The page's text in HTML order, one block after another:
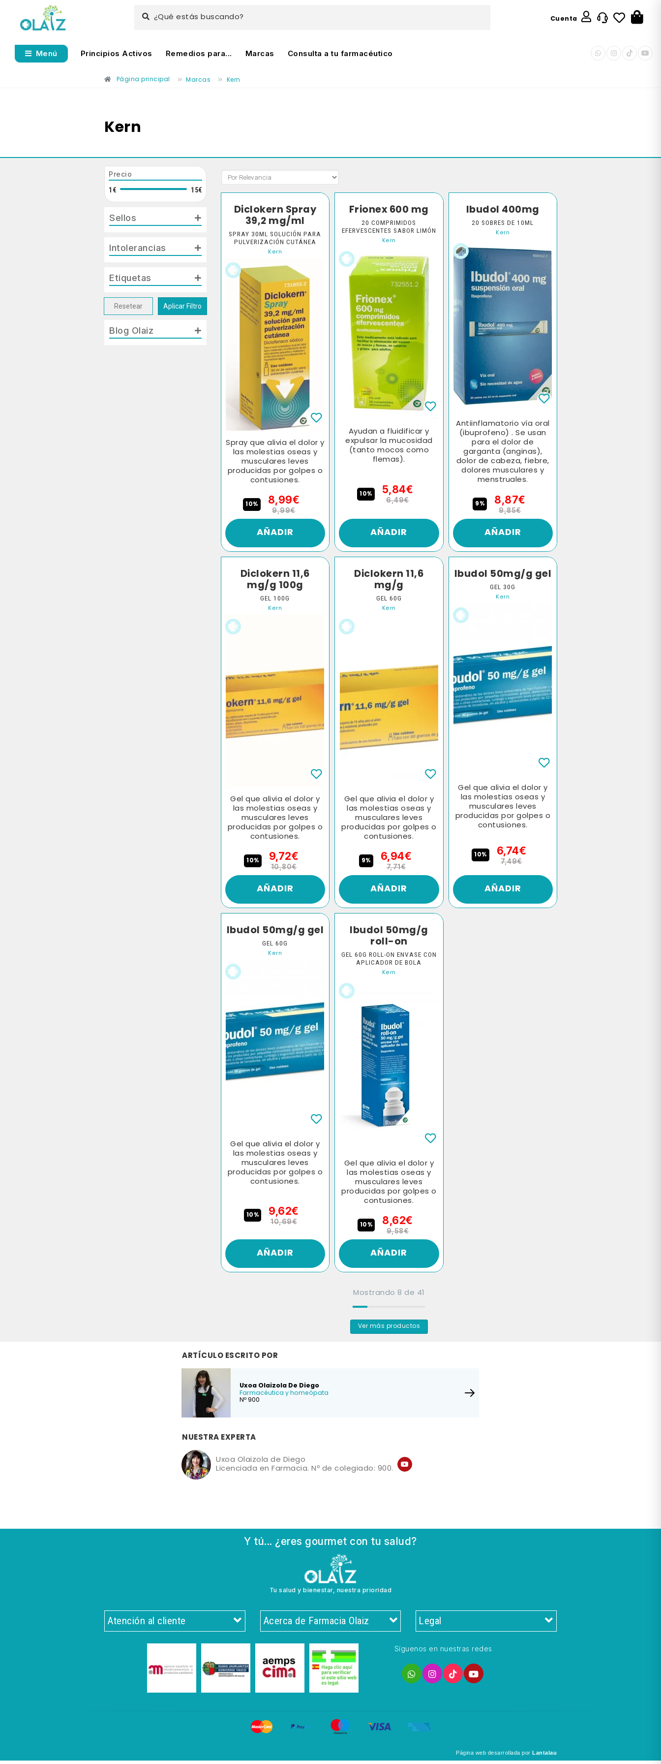
¿Qué estás buscando? Cuenta
Menú Principios Activos Remedios para... Marcas Consulta a tu farmacéutico
Página principal Marcas Kern
Kern
Diclokern Spray
39,2 mg/ml
SPRAY 30ML SOLUCIÓN PARA
PULVERIZACIÓN CUTÁNEA
Kern
Spray que alivia el dolor y
las molestias oseas y
musculares leves
producidas por golpes o
contusiones.
10% 8,99€
9,99€
AÑADIR
Frionex 600 mg
20 COMPRIMIDOS
EFERVESCENTES SABOR LIMÓN
Kern
Ayudan a fluidificar y
expulsar la mucosidad
(tanto mocos como
flemas).
10% 5,84€
6,49€
AÑADIR
Ibudol 400mg
20 SOBRES DE 10ML
Kern
Antiinflamatorio vía oral
(ibuprofeno) . Se usan
para el dolor de
garganta (anginas),
dolor de cabeza, fiebre,
dolores musculares y
menstruales.
9% 8,87€
9,85€
AÑADIR
Diclokern 11,6
mg/g 100g
GEL 100G
Kern
Gel que alivia el dolor y
las molestias oseas y
musculares leves
producidas por golpes o
contusiones.
10% 9,72€
10,80€
AÑADIR
Diclokern 11,6
mg/g
GEL 60G
Kern
Gel que alivia el dolor y
las molestias oseas y
musculares leves
producidas por golpes o
contusiones.
9% 6,94€
7,71€
AÑADIR
Ibudol 50mg/g gel
GEL 30G
Kern
Gel que alivia el dolor y
las molestias oseas y
musculares leves
producidas por golpes o
contusiones.
10% 6,74€
7,49€
AÑADIR
Ibudol 50mg/g gel
GEL 60G
Kern
Gel que alivia el dolor y
las molestias oseas y
musculares leves
producidas por golpes o
contusiones.
10% 9,62€
10,69€
AÑADIR
Ibudol 50mg/g
roll-on
GEL 60G ROLL-ON ENVASE CON
APLICADOR DE BOLA
Kern
Gel que alivia el dolor y
las molestias oseas y
musculares leves
producidas por golpes o
contusiones.
10% 8,62€
9,58€
AÑADIR
Mostrando 8 de 41
Ver más productos
Precio
1€ 15€
Sellos
Intolerancias
Etiquetas
Resetear Aplicar Filtro
Blog Olaiz
ARTÍCULO ESCRITO POR
Uxoa Olaizola De Diego
Farmacéutica y homeópata
Nº 900
NUESTRA EXPERTA
Uxoa Olaizola de Diego
Licenciada en Farmacia. Nº de colegiado: 900.
Y tú... ¿eres gourmet con tu salud?
Tu salud y bienestar, nuestra prioridad
Atención al cliente Acerca de Farmacia Olaiz Legal
Síguenos en nuestras redes
Página web desarrollada por Lantalau